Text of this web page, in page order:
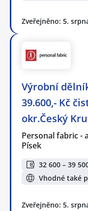
Zveřejněno: 5.
Výrobní
39.600,- Kč
okr.Český
Personal fabric -
Písek
32 600 – 39
Vhodné také
Zveřejněno: 5.